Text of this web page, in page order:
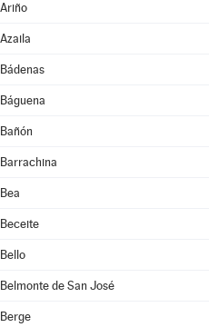
Ariño
Azaila
Bádenas
Báguena
Bañón
Barrachina
Bea
Beceite
Bello
Belmonte de San José
Berge